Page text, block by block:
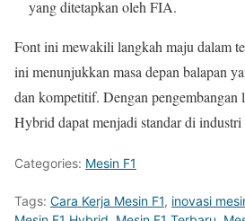
yang ditetapkan oleh FIA.
Font ini mewakili langkah maju dalam
ini menunjukkan masa depan balapan
dan kompetitif. Dengan pengembangan
Hybrid dapat menjadi standar di
Categories: Mesin F1
Tags: Cara Kerja Mesin F1, inovasi